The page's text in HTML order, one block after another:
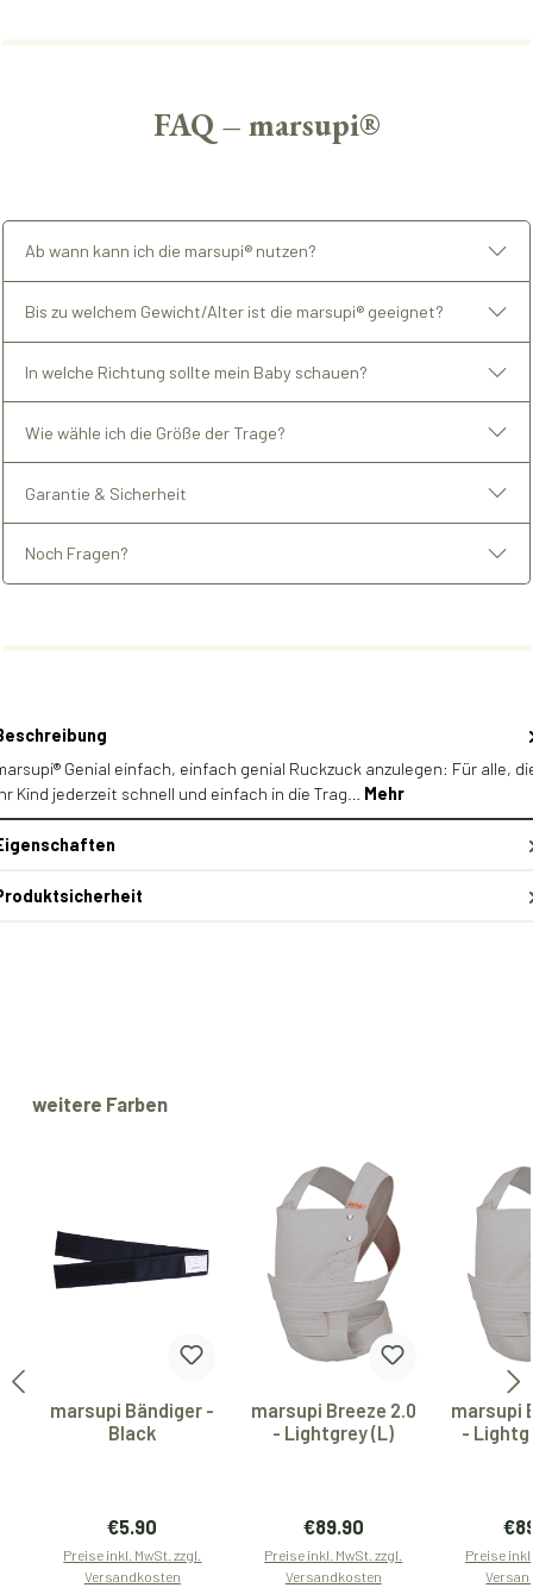
FAQ – marsupi®
Ab wann kann ich die marsupi® nutzen?
Bis zu welchem Gewicht/Alter ist die marsupi® geeignet?
In welche Richtung sollte mein Baby schauen?
Wie wähle ich die Größe der Trage?
Garantie & Sicherheit
Noch Fragen?
Genial einfach, einfach genial Ruckzuck anzulegen: Für alle,
Kind jederzeit schnell und einfach in die Trag… Mehr
Produktgalerie überspringen
weitere Farben
marsupi Bändiger -
Black
Regulärer Preis:
€5.90
Preise inkl. MwSt. zzgl.
Versandkosten
marsupi Breeze 2.0
- Lightgrey (L)
Regulärer Preis:
€89.90
Preise inkl. MwSt. zzgl.
Versandkosten
marsupi
-
Preise